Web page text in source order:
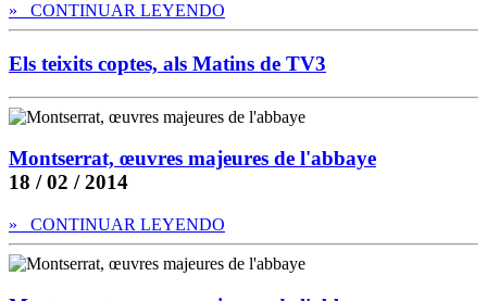
» CONTINUAR LEYENDO
Els teixits coptes, als Matins de TV3
Montserrat, œuvres majeures de l'abbaye
18 / 02 / 2014
» CONTINUAR LEYENDO